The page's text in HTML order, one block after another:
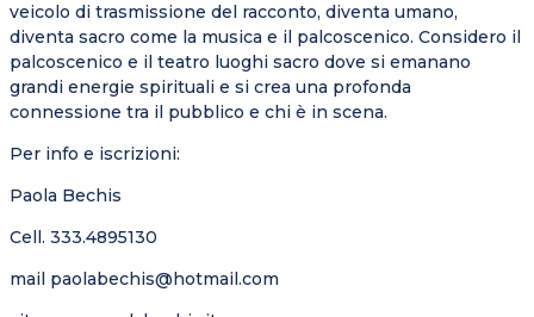
veicolo di trasmissione del racconto, diventa umano,
diventa sacro come la musica e il palcoscenico. Considero il
palcoscenico e il teatro luoghi sacro dove si emanano
grandi energie spirituali e si crea una profonda
connessione tra il pubblico e chi è in scena.
Per info e iscrizioni:
Paola Bechis
Cell. 333.4895130
mail paolabechis@hotmail.com